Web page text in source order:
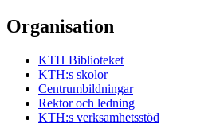
Organisation
KTH Biblioteket
KTH:s skolor
Centrumbildningar
Rektor och ledning
KTH:s verksamhetsstöd